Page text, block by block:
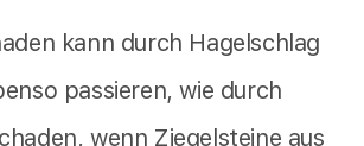
kann durch Hagelschlag
passieren, wie durch
wenn Ziegelsteine aus